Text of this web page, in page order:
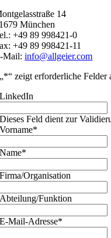
14
München
+49 89 998421-0
+49 89 998421-11
Mail:info@allgeier.com
„*“ zeigt erforderliche Felder
LinkedIn
Dieses Feld dient zur
Vorname*
Name*
Firma/Organisation
Abteilung/Funktion
E-Mail-Adresse*